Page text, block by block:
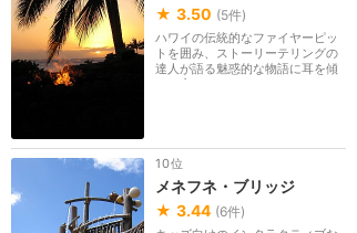
★ 3.50 (5件)
ハワイの伝統的なファイヤーピッ
トを囲み、ストーリーテリングの
達人が語る魅惑的な物語に耳を傾
ける夜のイベント...
10位
メネフネ・ブリッジ
★ 3.44 (6件)